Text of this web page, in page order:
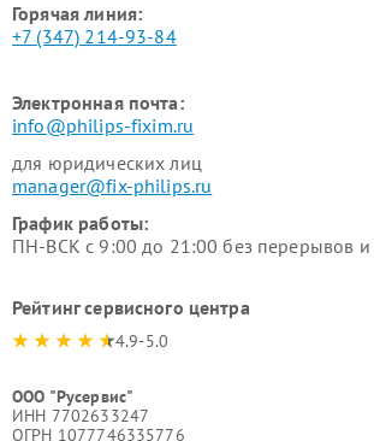
Горячая линия:
+7 (347) 214-93-84
Электронная почта:
info@philips-fixim.ru
для юридических лиц
manager@fix-philips.ru
График работы:
ПН-ВСК с 9:00 до 21:00 без перерывов
Рейтинг сервисного центра
4.9-5.0
ООО "Русервис"
ИНН 7702633247
ОГРН 1077746335776